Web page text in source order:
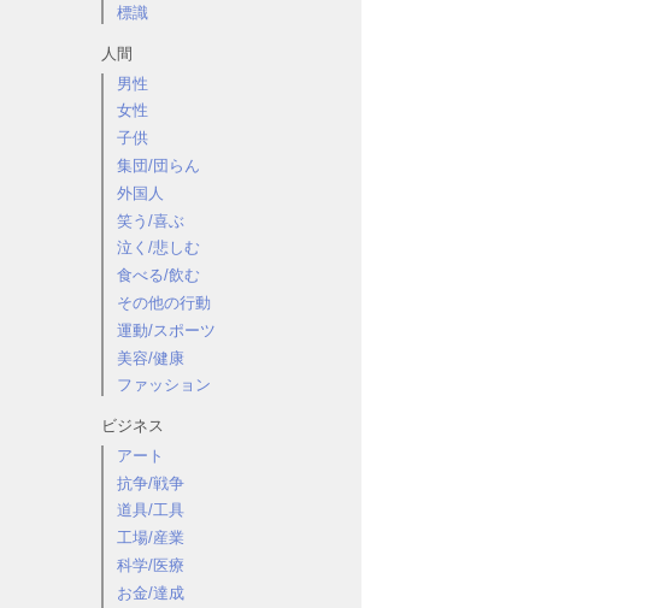
標識
人間
男性
女性
子供
集団/団らん
外国人
笑う/喜ぶ
泣く/悲しむ
食べる/飲む
その他の行動
運動/スポーツ
美容/健康
ファッション
ビジネス
アート
抗争/戦争
道具/工具
工場/産業
科学/医療
お金/達成